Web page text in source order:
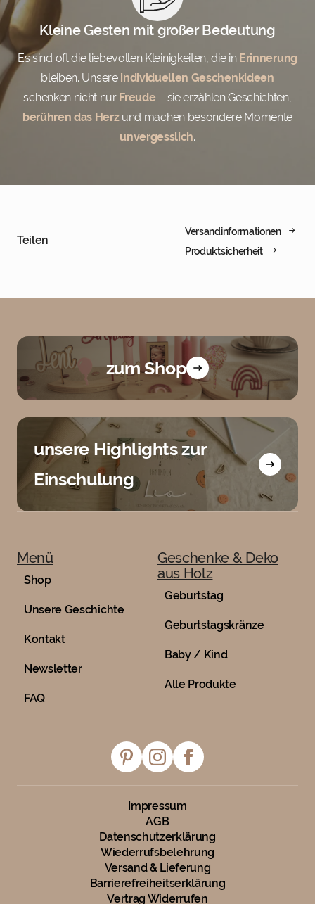
Kleine Gesten mit großer Bedeutung
Es sind oft die liebevollen Kleinigkeiten, die in Erinnerung
bleiben. Unsere individuellen Geschenkideen
schenken nicht nur Freude – sie erzählen Geschichten,
berühren das Herzund machen besondere Momente
unvergesslich.
Teilen
Versandinformationen
Produktsicherheit
zum Shop
unsere Highlights zur
Einschulung
Menü
Shop
Unsere Geschichte
Kontakt
Newsletter
FAQ
Geschenke & Deko
aus Holz
Geburtstag
Geburtstagskränze
Baby / Kind
Alle Produkte
Impressum
AGB
Datenschutzerklärung
Wiederrufsbelehrung
Versand & Lieferung
Barrierefreiheitserklärung
Vertrag Widerrufen